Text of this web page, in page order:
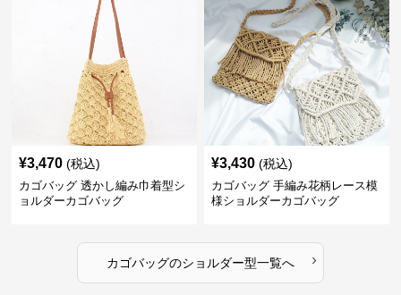
¥3,470 (税込)
カゴバッグ 透かし編み巾着型シ
ョルダーカゴバッグ
¥3,430 (税込)
カゴバッグ 手編み花柄レース模
様ショルダーカゴバッグ
カゴバッグのショルダー型一覧へ ›